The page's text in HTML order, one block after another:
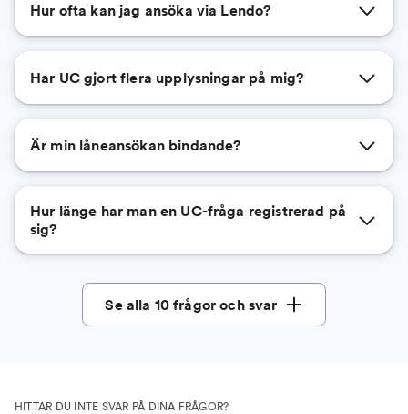
Hur ofta kan jag ansöka via Lendo?
Har UC gjort flera upplysningar på mig?
Är min låneansökan bindande?
Hur länge har man en UC-fråga registrerad på
sig?
Se alla 10 frågor och svar
HITTAR DU INTE SVAR PÅ DINA FRÅGOR?